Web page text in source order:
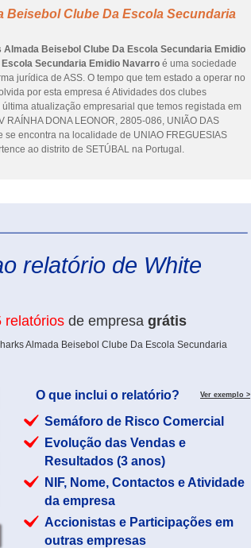
Beisebol Clube Da Escola Secundaria
Almada Beisebol Clube Da Escola Secundaria Emidio
Secundaria Emidio Navarro é uma sociedade
jurídica de ASS. O tempo que tem estado a operar no
por esta empresa é Atividades dos clubes
atualização empresarial que temos registada em
RAÍNHA DONA LEONOR, 2805-086, UNIÃO DAS
se encontra na localidade de UNIAO FREGUESIAS
ao distrito de SETÚBAL na Portugal.
relatório de White
relatórios de empresa grátis
Almada Beisebol Clube Da Escola Secundaria
O que inclui o relatório? Ver exemplo >
Semáforo de Risco Comercial
Evolução das Vendas e
Resultados (3 anos)
NIF, Nome, Contactos e Atividade
da empresa
Accionistas e Participações em
outras empresas